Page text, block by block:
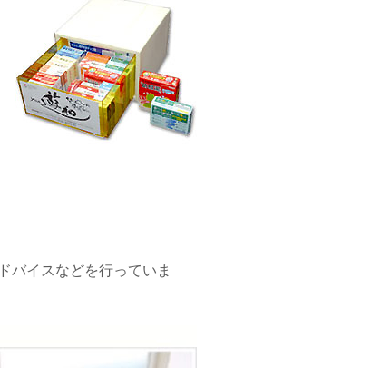
バイスなどを行っていま